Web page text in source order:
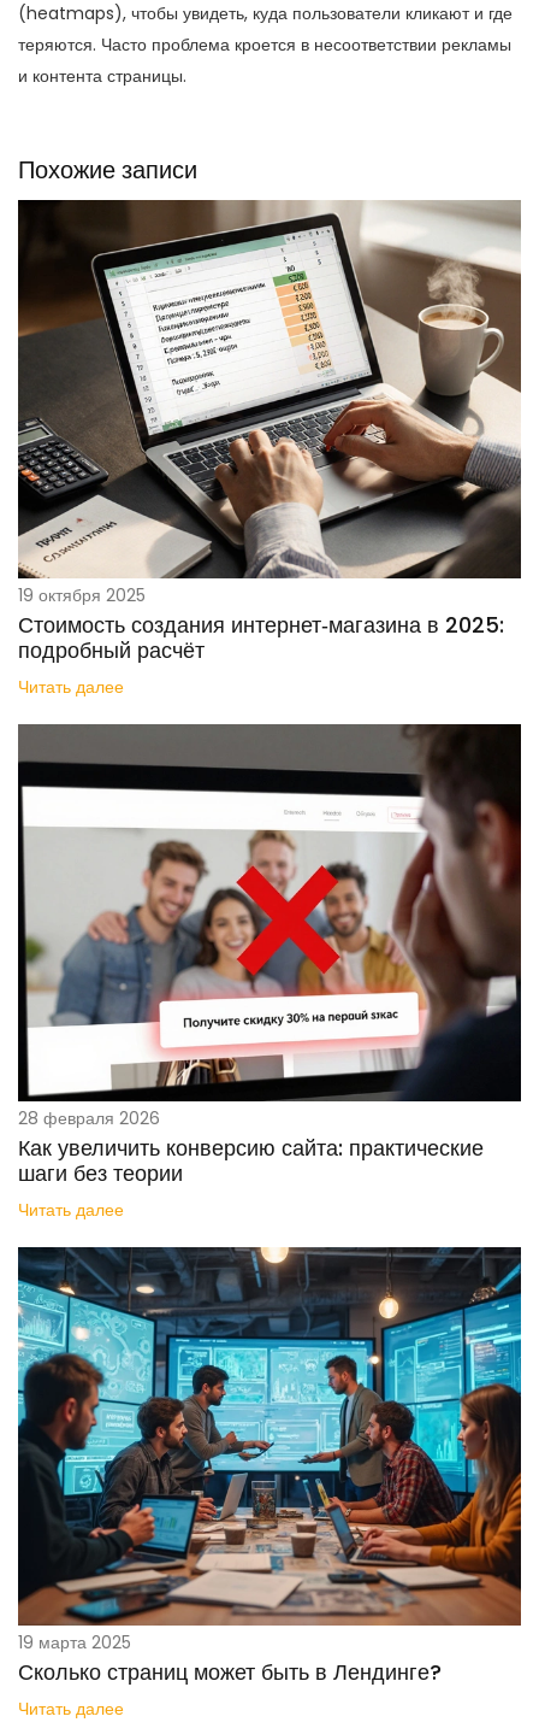
(heatmaps), чтобы увидеть, куда пользователи кликают и где
теряются. Часто проблема кроется в несоответствии рекламы
и контента страницы.
Похожие записи
19 октября 2025
Стоимость создания интернет‑магазина в 2025:
подробный расчёт
Читать далее
28 февраля 2026
Как увеличить конверсию сайта: практические
шаги без теории
Читать далее
19 марта 2025
Сколько страниц может быть в Лендинге?
Читать далее